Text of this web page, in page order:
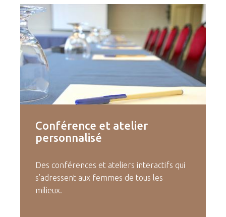
Conférence et atelier
personnalisé
Des conférences et ateliers interactifs qui
s’adressent aux femmes de tous les
milieux.